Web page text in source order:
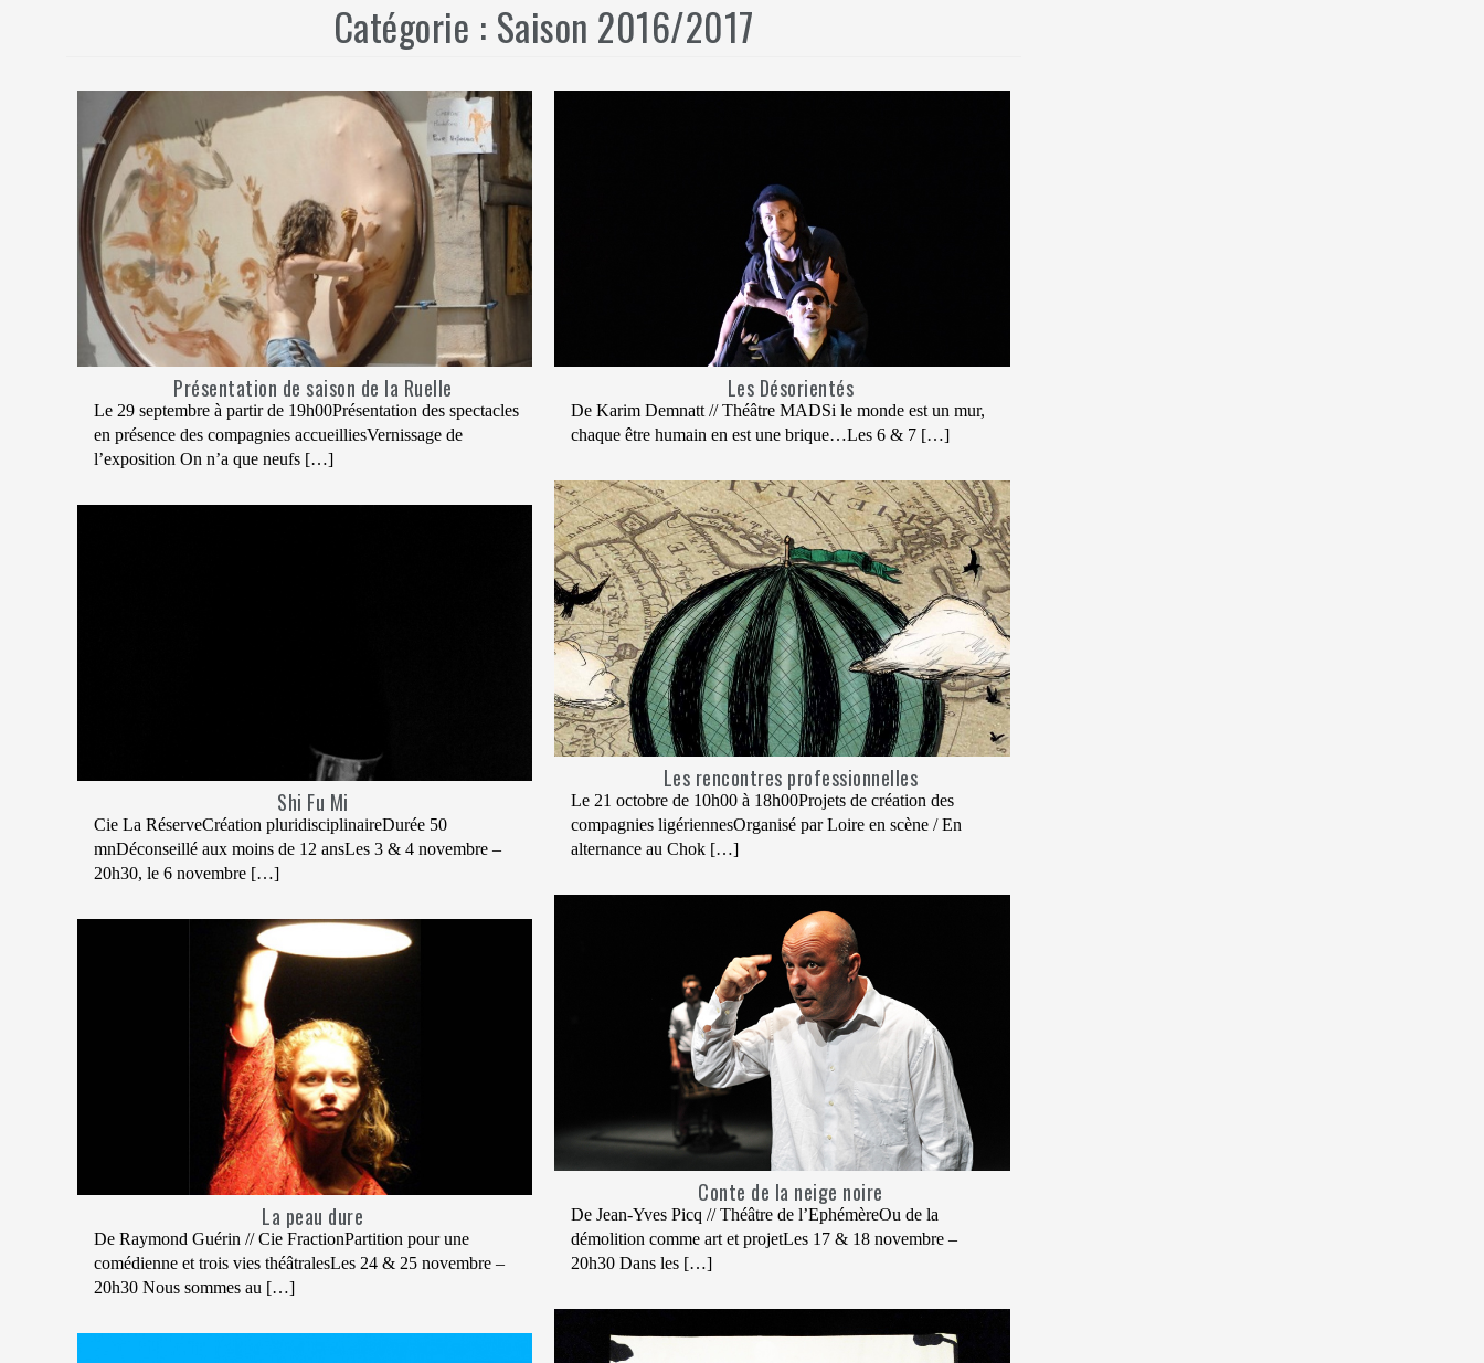
Catégorie : Saison 2016/2017
Présentation de saison de la Ruelle
Le 29 septembre à partir de 19h00Présentation des spectacles
en présence des compagnies accueilliesVernissage de
l’exposition On n’a que neufs […]
Les Désorientés
De Karim Demnatt // Théâtre MADSi le monde est un mur,
chaque être humain en est une brique…Les 6 & 7 […]
Les rencontres professionnelles
Le 21 octobre de 10h00 à 18h00Projets de création des
compagnies ligériennesOrganisé par Loire en scène / En
alternance au Chok […]
Shi Fu Mi
Cie La RéserveCréation pluridisciplinaireDurée 50
mnDéconseillé aux moins de 12 ansLes 3 & 4 novembre –
20h30, le 6 novembre […]
Conte de la neige noire
De Jean-Yves Picq // Théâtre de l’EphémèreOu de la
démolition comme art et projetLes 17 & 18 novembre –
20h30 Dans les […]
La peau dure
De Raymond Guérin // Cie FractionPartition pour une
comédienne et trois vies théâtralesLes 24 & 25 novembre –
20h30 Nous sommes au […]